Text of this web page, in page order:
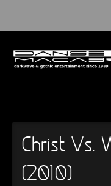
NEWS
Christ Vs.
(2010)